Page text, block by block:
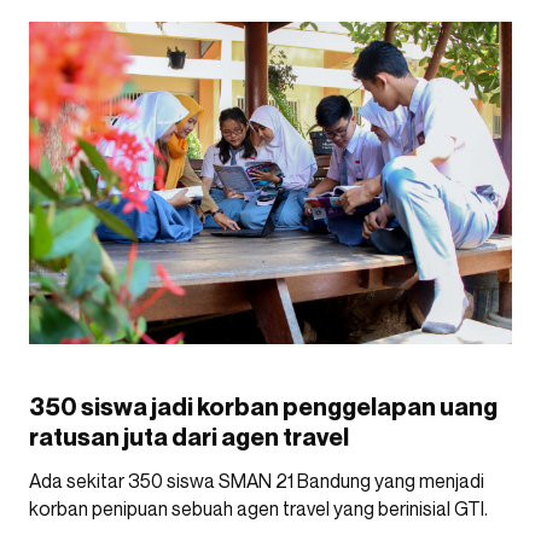
350 siswa jadi korban penggelapan uang
ratusan juta dari agen travel
Ada sekitar 350 siswa SMAN 21 Bandung yang menjadi
korban penipuan sebuah agen travel yang berinisial GTI.